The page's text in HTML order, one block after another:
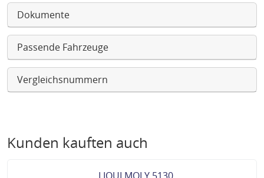
Dokumente
Passende Fahrzeuge
Vergleichsnummern
Kunden kauften auch